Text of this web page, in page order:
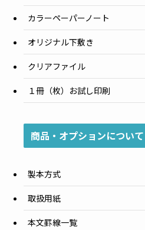
カラーペーパーノート
オリジナル下敷き
クリアファイル
１冊（枚）お試し印刷
商品・オプションについて
製本方式
取扱用紙
本文罫線一覧